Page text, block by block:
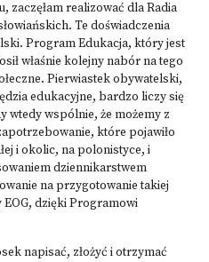
zaczęłam realizować dla Radia
Te doświadczenia
Program Edukacja, który jest
właśnie kolejny nabór na tego
Pierwiastek obywatelski,
edukacyjne, bardzo liczy się
wtedy wspólnie, że możemy z
które pojawiło
i okolic, na polonistyce, i
dziennikarstwem
na przygotowanie takiej
EOG, dzięki Programowi
napisać, złożyć i otrzymać